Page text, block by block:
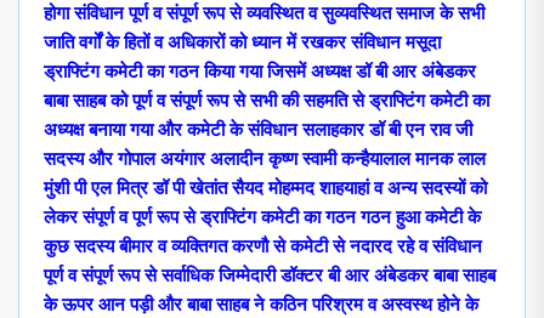
होगा संविधान पूर्ण व संपूर्ण रूप से व्यवस्थित व सुव्यवस्थित समाज के सभी
जाति वर्गों के हितों व अधिकारों को ध्यान में रखकर संविधान मसूदा
ड्राफ्टिंग कमेटी का गठन किया गया जिसमें अध्यक्ष डॉ बी आर अंबेडकर
बाबा साहब को पूर्ण व संपूर्ण रूप से सभी की सहमति से ड्राफ्टिंग कमेटी का
अध्यक्ष बनाया गया और कमेटी के संविधान सलाहकार डॉ बी एन राव जी
सदस्य और गोपाल अयंगार अलादीन कृष्ण स्वामी कन्हैयालाल मानक लाल
मुंशी पी एल मित्र डॉ पी खेतांत सैयद मोहम्मद शाहयाहां व अन्य सदस्यों को
लेकर संपूर्ण व पूर्ण रूप से ड्राफ्टिंग कमेटी का गठन गठन हुआ कमेटी के
कुछ सदस्य बीमार व व्यक्तिगत करणौ से कमेटी से नदारद रहे व संविधान
पूर्ण व संपूर्ण रूप से सर्वाधिक जिम्मेदारी डॉक्टर बी आर अंबेडकर बाबा साहब
के ऊपर आन पड़ी और बाबा साहब ने कठिन परिश्रम व अस्वस्थ होने के